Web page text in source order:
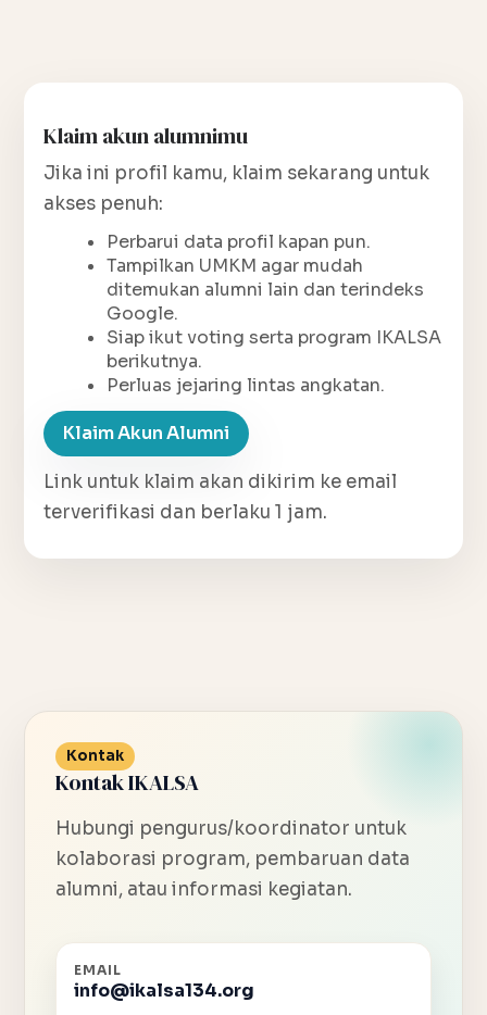
Klaim akun alumnimu
Jika ini profil kamu, klaim sekarang untuk
akses penuh:
Perbarui data profil kapan pun.
Tampilkan UMKM agar mudah
ditemukan alumni lain dan terindeks
Google.
Siap ikut voting serta program IKALSA
berikutnya.
Perluas jejaring lintas angkatan.
Klaim Akun Alumni
Link untuk klaim akan dikirim ke email
terverifikasi dan berlaku 1 jam.
Kontak
Kontak IKALSA
Hubungi pengurus/koordinator untuk
kolaborasi program, pembaruan data
alumni, atau informasi kegiatan.
EMAIL
info@ikalsa134.org